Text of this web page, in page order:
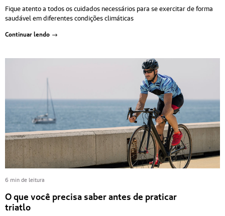
Fique atento a todos os cuidados necessários para se exercitar de forma
saudável em diferentes condições climáticas
Continuar lendo
6 min de leitura
O que você precisa saber antes de praticar
triatlo